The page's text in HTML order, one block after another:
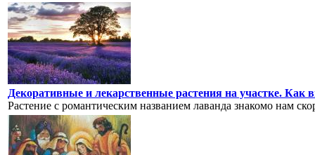
Декоративные и лекарственные растения на участке. Как
Растение с романтическим названием лаванда знакомо нам